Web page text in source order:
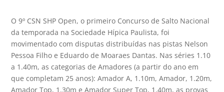
O 9º CSN SHP Open, o primeiro Concurso de Salto Nacional
da temporada na Sociedade Hípica Paulista, foi
movimentado com disputas distribuídas nas pistas Nelson
Pessoa Filho e Eduardo de Moaraes Dantas. Nas séries 1.10
a 1.40m, as categorias de Amadores (a partir do ano em
que completam 25 anos): Amador A, 1.10m, Amador, 1.20m,
Amador Top, 1.30m e Amador Super Top, 1.40m, as provas